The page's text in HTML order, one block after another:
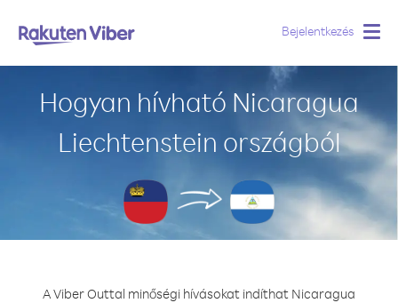
Bejelentkezés
Hogyan hívható Nicaragua
Liechtenstein országból
A Viber Outtal minőségi hívásokat indíthat Nicaragua